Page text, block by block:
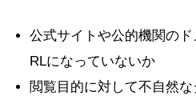
公式サイトや公的機関の
RLになっていないか
閲覧目的に対して不自然